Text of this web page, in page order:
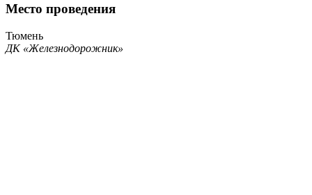
Место проведения
Тюмень
ДК «Железнодорожник»